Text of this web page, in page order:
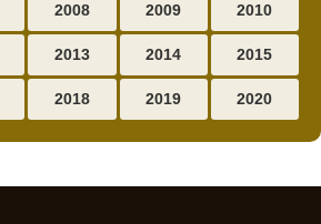
2008 2009 2010
2013 2014 2015
2018 2019 2020